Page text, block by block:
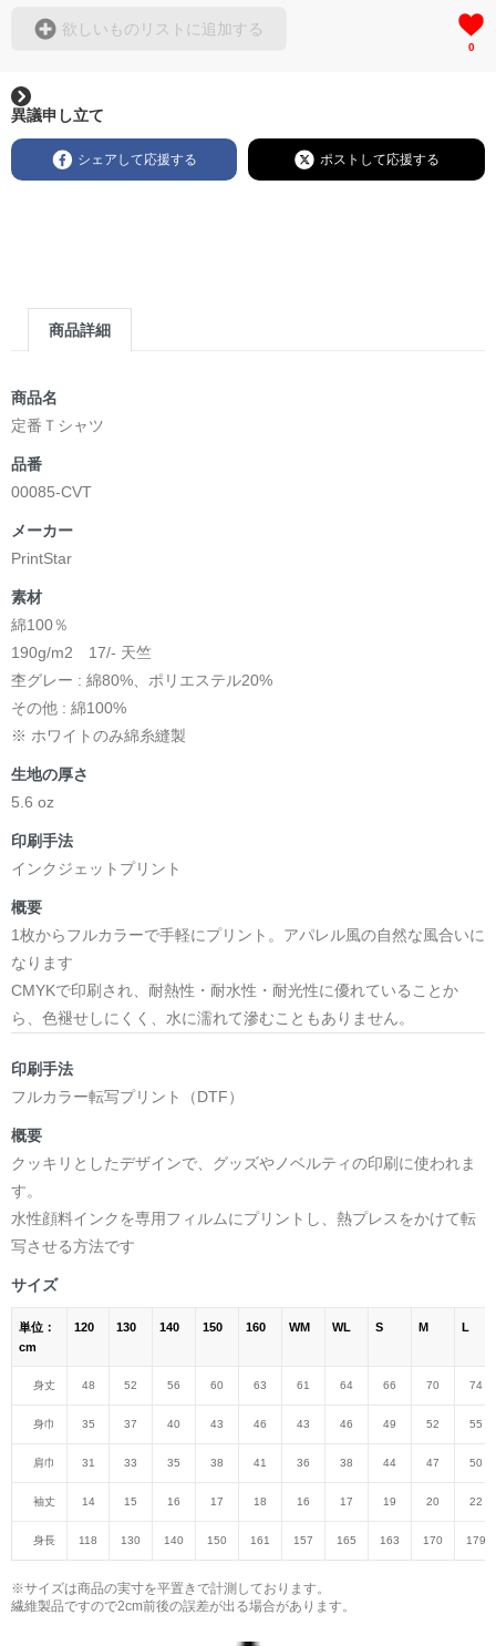
欲しいものリストに追加する
0
異議申し立て
シェアして応援する ポストして応援する
商品詳細
商品名
定番Ｔシャツ
品番
00085-CVT
メーカー
PrintStar
素材
綿100％
190g/m2 17/- 天竺
杢グレー : 綿80%、ポリエステル20%
その他 : 綿100%
※ ホワイトのみ綿糸縫製
生地の厚さ
5.6 oz
印刷手法
インクジェットプリント
概要
1枚からフルカラーで手軽にプリント。アパレル風の自然な風合いに
なります
CMYKで印刷され、耐熱性・耐水性・耐光性に優れていることか
ら、色褪せしにくく、水に濡れて滲むこともありません。
印刷手法
フルカラー転写プリント（DTF）
概要
クッキリとしたデザインで、グッズやノベルティの印刷に使われま
す。
水性顔料インクを専用フィルムにプリントし、熱プレスをかけて転
写させる方法です
サイズ
単位：
cm
120 130 140 150 160 WM WL S M L
身丈 48 52 56 60 63 61 64 66 70 74
身巾 35 37 40 43 46 43 46 49 52 55
肩巾 31 33 35 38 41 36 38 44 47 50
袖丈 14 15 16 17 18 16 17 19 20 22
身長 118 130 140 150 161 157 165 163 170 179
※サイズは商品の実寸を平置きで計測しております。
繊維製品ですので2cm前後の誤差が出る場合があります。